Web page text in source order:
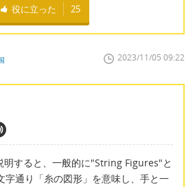
役に立った 25
2023/11/05 09:22
明すると、一般的に"String Figures"と
字通り「糸の図形」を意味し、手と一